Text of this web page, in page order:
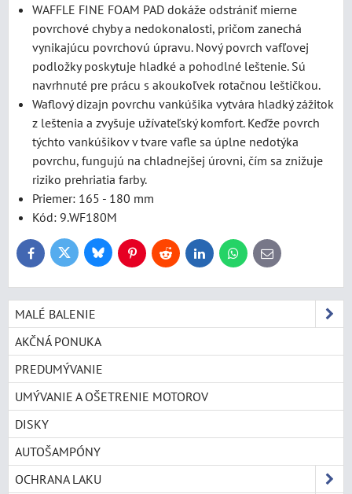
WAFFLE FINE FOAM PAD dokáže odstrániť mierne
povrchové chyby a nedokonalosti, pričom zanechá
vynikajúcu povrchovú úpravu. Nový povrch vafľovej
podložky poskytuje hladké a pohodlné leštenie. Sú
navrhnuté pre prácu s akoukoľvek rotačnou leštičkou.
Waflový dizajn povrchu vankúšika vytvára hladký zážitok
z leštenia a zvyšuje užívateľský komfort. Keďže povrch
týchto vankúšikov v tvare vafle sa úplne nedotýka
povrchu, fungujú na chladnejšej úrovni, čím sa znižuje
riziko prehriatia farby.
Priemer: 165 - 180 mm
Kód: 9.WF180M
FacebookTwitter BlueskyPinterestReddit LinkedInWhatsApp
E-
mail
MALÉ BALENIE
AKČNÁ PONUKA
PREDUMÝVANIE
UMÝVANIE A OŠETRENIE MOTOROV
DISKY
AUTOŠAMPÓNY
OCHRANA LAKU